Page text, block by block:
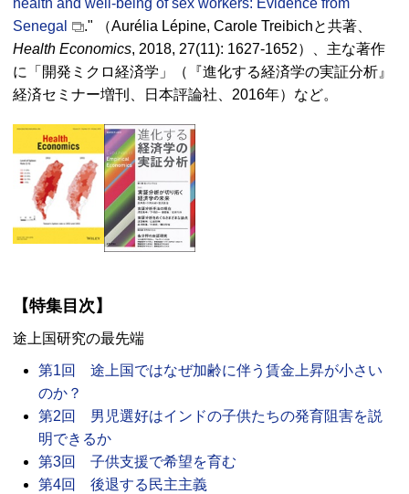
Senegal
." （Aurélia Lépine, Carole Treibichと共著、
Health Economics, 2018, 27(11): 1627-1652）、主な著作
に「開発ミクロ経済学」（『進化する経済学の実証分析』
経済セミナー増刊、日本評論社、2016年）など。
【特集目次】
途上国研究の最先端
第1回 途上国ではなぜ加齢に伴う賃金上昇が小さい
のか？
第2回 男児選好はインドの子供たちの発育阻害を説
明できるか
第3回 子供支援で希望を育む
第4回 後退する民主主義